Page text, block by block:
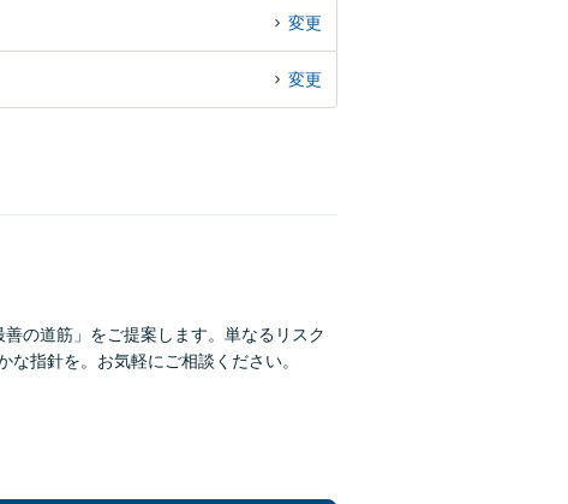
変更
変更
の道筋」をご提案します。単なるリスク
指針を。お気軽にご相談ください。